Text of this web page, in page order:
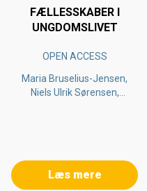
FÆLLESSKABER I
UNGDOMSLIVET
OPEN ACCESS
Maria Bruselius-Jensen,
Niels Ulrik Sørensen,
Læs mere